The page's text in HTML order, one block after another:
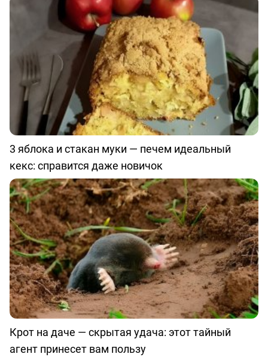
3 яблока и стакан муки — печем идеальный
кекс: справится даже новичок
Крот на даче — скрытая удача: этот тайный
агент принесет вам пользу